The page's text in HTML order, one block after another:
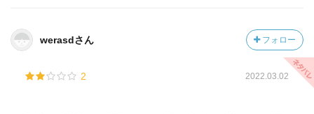
werasdさん フォロー
2 2022.03.02